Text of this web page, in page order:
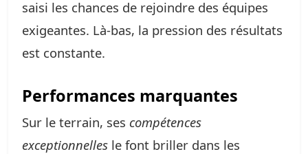
saisi les chances de rejoindre des équipes
exigeantes. Là-bas, la pression des résultats
est constante.
Performances marquantes
Sur le terrain, ses compétences
exceptionnelles le font briller dans les